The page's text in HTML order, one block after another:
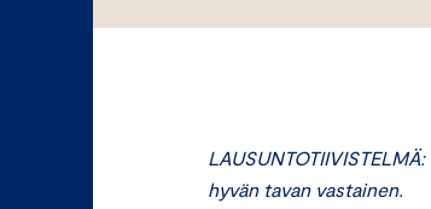
hyvän tavan vastainen.